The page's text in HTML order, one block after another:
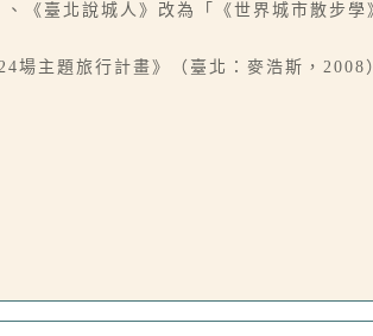
《臺北說城人》改為「《世界城市散步學
主題旅行計畫》（臺北：麥浩斯，